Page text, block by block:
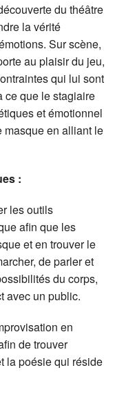
du théâtre
la vérité
Sur scène,
au plaisir du jeu,
qui lui sont
ce que le stagiaire
et émotionnel
masque en alliant le
:
les outils
afin que les
et en trouver le
de parler et
du corps,
avec un public.
en
de trouver
la poésie qui réside